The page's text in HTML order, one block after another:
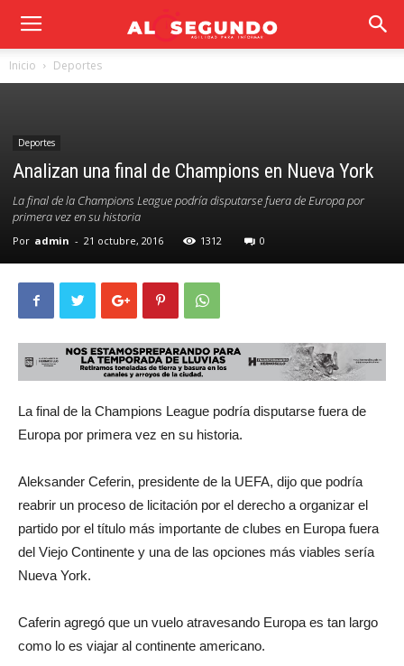
Inicio Deportes
Deportes
Analizan una final de Champions en Nueva York
La final de la Champions League podría disputarse fuera de Europa por
primera vez en su historia
Por admin - 21 octubre, 2016 1312 0
La final de la Champions League podría disputarse fuera de
Europa por primera vez en su historia.
Aleksander Ceferin, presidente de la UEFA, dijo que podría
reabrir un proceso de licitación por el derecho a organizar el
partido por el título más importante de clubes en Europa fuera
del Viejo Continente y una de las opciones más viables sería
Nueva York.
Caferin agregó que un vuelo atravesando Europa es tan largo
como lo es viajar al continente americano.